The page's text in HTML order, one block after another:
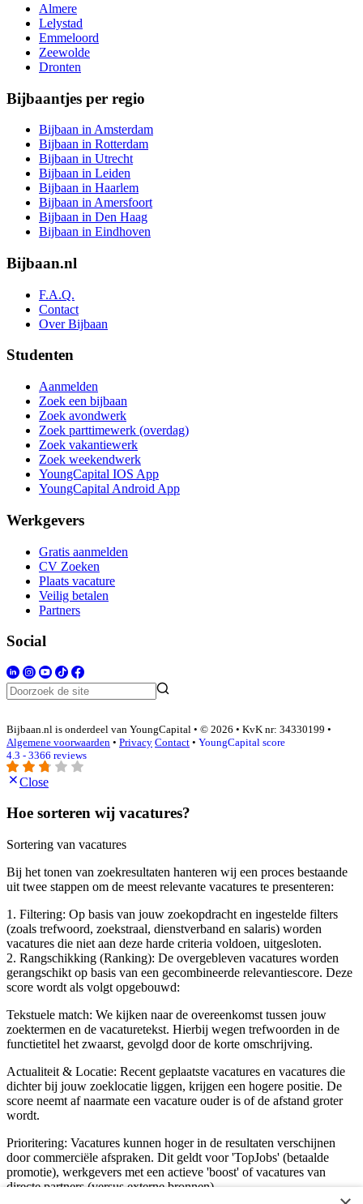
Almere
Lelystad
Emmeloord
Zeewolde
Dronten
Bijbaantjes per regio
Bijbaan in Amsterdam
Bijbaan in Rotterdam
Bijbaan in Utrecht
Bijbaan in Leiden
Bijbaan in Haarlem
Bijbaan in Amersfoort
Bijbaan in Den Haag
Bijbaan in Eindhoven
Bijbaan.nl
F.A.Q.
Contact
Over Bijbaan
Studenten
Aanmelden
Zoek een bijbaan
Zoek avondwerk
Zoek parttimewerk (overdag)
Zoek vakantiewerk
Zoek weekendwerk
YoungCapital IOS App
YoungCapital Android App
Werkgevers
Gratis aanmelden
CV Zoeken
Plaats vacature
Veilig betalen
Partners
Social
Bijbaan.nl is onderdeel van YoungCapital • © 2026 • KvK nr: 34330199 •
Algemene voorwaarden • Privacy Contact • YoungCapital score
4.3 - 3366 reviews
Close
Hoe sorteren wij vacatures?
Sortering van vacatures
Bij het tonen van zoekresultaten hanteren wij een proces bestaande
uit twee stappen om de meest relevante vacatures te presenteren:
1. Filtering: Op basis van jouw zoekopdracht en ingestelde filters
(zoals trefwoord, zoekstraal, dienstverband en salaris) worden
vacatures die niet aan deze harde criteria voldoen, uitgesloten.
2. Rangschikking (Ranking): De overgebleven vacatures worden
gerangschikt op basis van een gecombineerde relevantiescore. Deze
score wordt als volgt opgebouwd:
Tekstuele match: We kijken naar de overeenkomst tussen jouw
zoektermen en de vacaturetekst. Hierbij wegen trefwoorden in de
functietitel het zwaarst, gevolgd door de korte omschrijving.
Actualiteit & Locatie: Recent geplaatste vacatures en vacatures die
dichter bij jouw zoeklocatie liggen, krijgen een hogere positie. De
score neemt af naarmate een vacature ouder is of de afstand groter
wordt.
Prioritering: Vacatures kunnen hoger in de resultaten verschijnen
door commerciële afspraken. Dit geldt voor 'TopJobs' (betaalde
promotie), werkgevers met een actieve 'boost' of vacatures van
directe partners (versus externe bronnen).